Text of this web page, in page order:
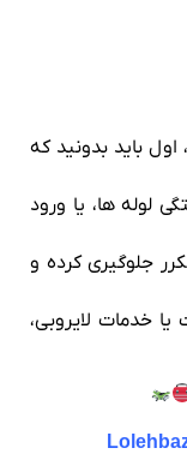
باید بدونید که
لوله‌ ها، یا ورود
جلوگیری کرده و
خدمات لایروبی،